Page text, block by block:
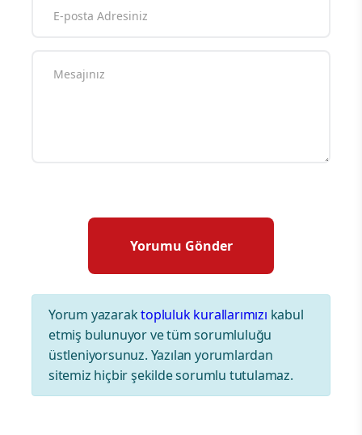
Yorum yazaraktopluluk kurallarımızı kabul
etmiş bulunuyor ve tüm sorumluluğu
üstleniyorsunuz. Yazılan yorumlardan
sitemiz hiçbir şekilde sorumlu tutulamaz.